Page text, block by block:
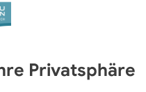
Privatsphäre